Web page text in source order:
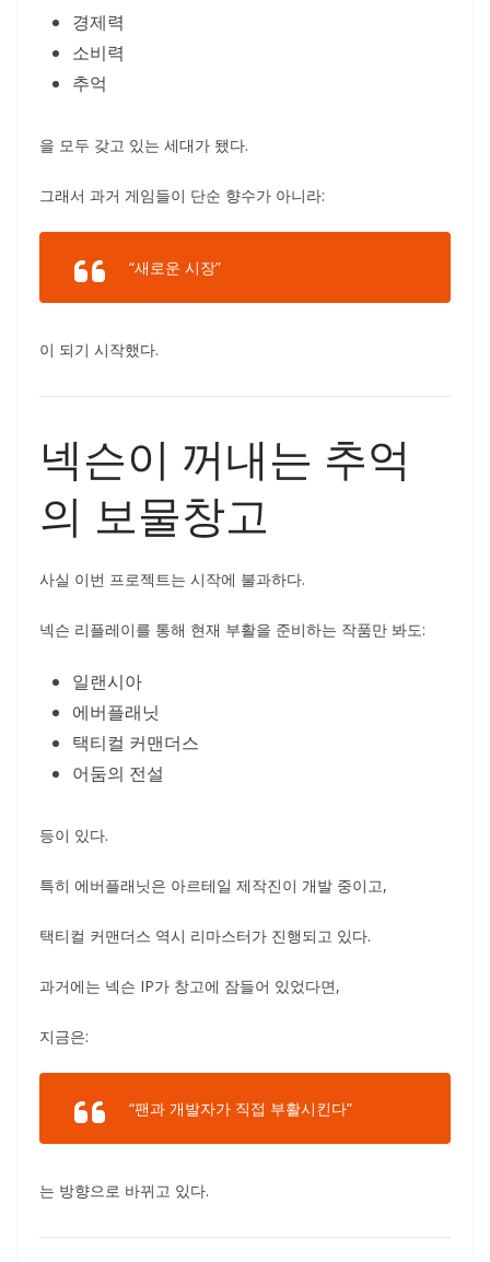
경제력
소비력
추억
을 모두 갖고 있는 세대가 됐다.
그래서 과거 게임들이 단순 향수가 아니라:
“새로운 시장”
이 되기 시작했다.
넥슨이 꺼내는 추억
의 보물창고
사실 이번 프로젝트는 시작에 불과하다.
넥슨 리플레이를 통해 현재 부활을 준비하는 작품만 봐도:
일랜시아
에버플래닛
택티컬 커맨더스
어둠의 전설
등이 있다.
특히 에버플래닛은 아르테일 제작진이 개발 중이고,
택티컬 커맨더스 역시 리마스터가 진행되고 있다.
과거에는 넥슨 IP가 창고에 잠들어 있었다면,
지금은:
“팬과 개발자가 직접 부활시킨다”
는 방향으로 바뀌고 있다.